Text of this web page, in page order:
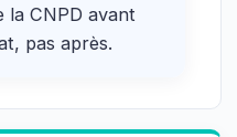
la CNPD avant
pas après.